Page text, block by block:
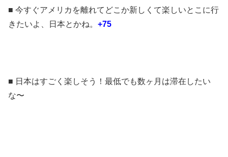
■ 今すぐアメリカを離れてどこか新しくて楽しいとこに行
きたいよ、日本とかね。 +75
■ 日本はすごく楽しそう！最低でも数ヶ月は滞在したい
な〜